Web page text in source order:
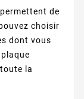
de
choisir
dont vous
la